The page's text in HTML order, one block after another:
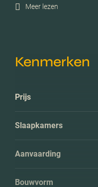
Meer lezen
Kenmerken
Prijs
Slaapkamers
Aanvaarding
Bouwvorm